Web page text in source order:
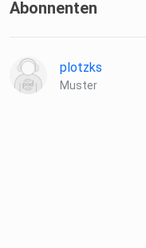
Abonnenten
plotzks
Muster